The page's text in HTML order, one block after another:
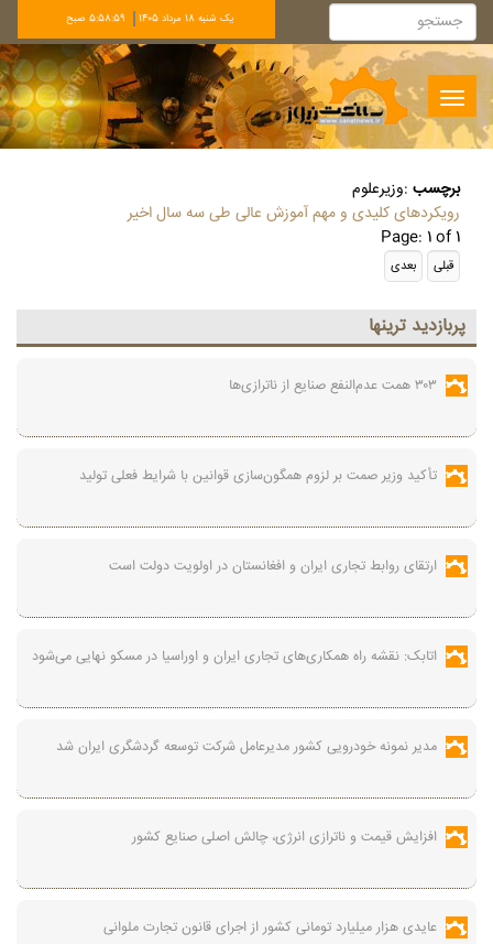
يک شنبه 18 مرداد 1405 5:58:59 صبح
Toggle
navigation
برچسب :وزیرعلوم
رویکردهای کلیدی و مهم آموزش عالی طی سه سال اخیر
Page: 1 of 1
پربازديد ترينها
۳۰۳ همت عدم‌النفع صنایع از ناترازی‌ها
تأکید وزیر صمت بر لزوم همگون‌سازی قوانین با شرایط فعلی تولید
ارتقای روابط تجاری ایران و افغانستان در اولویت دولت است
اتابک: نقشه راه همکاری‌های تجاری ایران و اوراسیا در مسکو نهایی می‌شود
مدیر نمونه خودرویی کشور مدیرعامل شرکت توسعه گردشگری ایران شد
افزایش قیمت و ناترازی انرژی، چالش اصلی صنایع کشور
عایدی هزار میلیارد تومانی کشور از اجرای قانون تجارت ملوانی